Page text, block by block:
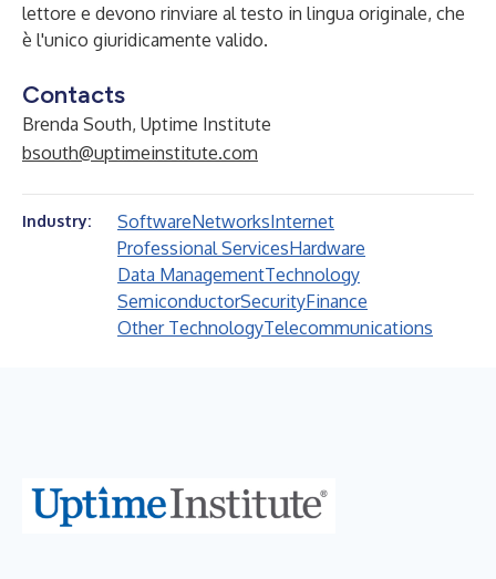
lettore e devono rinviare al testo in lingua originale, che
è l'unico giuridicamente valido.
Contacts
Brenda South, Uptime Institute
bsouth@uptimeinstitute.com
Industry: SoftwareNetworksInternet
Professional ServicesHardware
Data ManagementTechnology
SemiconductorSecurityFinance
Other TechnologyTelecommunications